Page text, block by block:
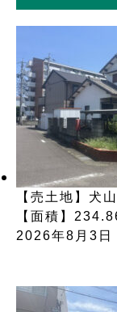
【売土地】犬
【面積】
2026年8月3日